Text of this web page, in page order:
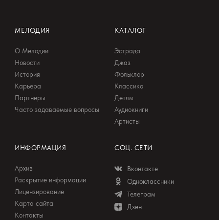
МЕЛОДИЯ
О Мелодии
Новости
История
Карьера
Партнеры
Часто задаваемые вопросы
КАТАЛОГ
Эстрада
Джаз
Фольклор
Классика
Детям
Аудиокниги
Артисты
ИНФОРМАЦИЯ
Архив
Раскрытие информации
Лицензирование
Карта сайта
Контакты
СОЦ. СЕТИ
Вконтакте
Одноклассники
Телеграм
Дзен